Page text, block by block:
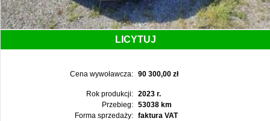
LICYTUJ
Cena wywoławcza: 90 300,00 zł
Rok produkcji:
2023 r.
Przebieg:
53038 km
Forma sprzedaży:
faktura VAT